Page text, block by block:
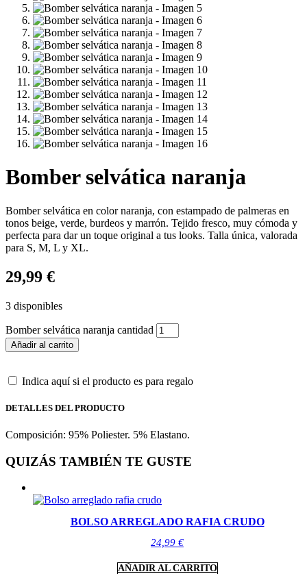
Bomber selvática naranja
Bomber selvática en color naranja, con estampado de palmeras en
tonos beige, verde, burdeos y marrón. Tejido fresco, muy cómoda y
perfecta para dar un toque original a tus looks. Talla única, valorada
para S, M, L y XL.
29,99 €
3 disponibles
Bomber selvática naranja cantidad
Añadir al carrito
Indica aquí si el producto es para regalo
DETALLES DEL PRODUCTO
Composición: 95% Poliester. 5% Elastano.
QUIZÁS TAMBIÉN TE GUSTE
BOLSO ARREGLADO RAFIA CRUDO
24,99 €
AÑADIR AL CARRITO